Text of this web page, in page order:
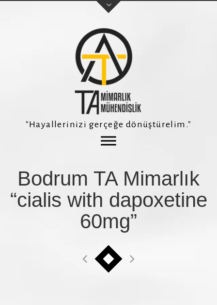
Telefon Numaranız *
Konu
"Hayallerinizi gerçeğe dönüştürelim."
Bodrum TA Mimarlık
“cialis with dapoxetine
60mg”